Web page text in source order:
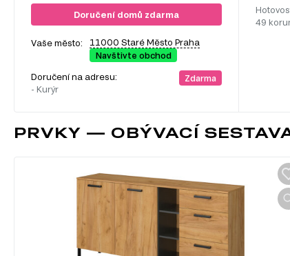
Doručení domů zdarma
Vaše město:
11000 Staré Město Praha
Navštivte obchod
Doručení na adresu:
- Kurýr
Zdarma
49
PRVKY — OBÝVACÍ